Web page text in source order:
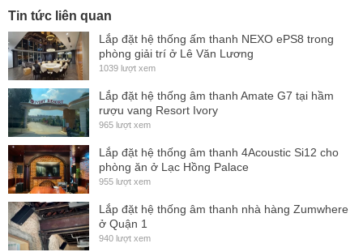
Tin tức liên quan
Lắp đặt hệ thống ấm thanh NEXO ePS8 trong
phòng giải trí ở Lê Văn Lương
1039 lượt xem
Lắp đặt hệ thống âm thanh Amate G7 tại hầm
rượu vang Resort Ivory
965 lượt xem
Lắp đặt hệ thống âm thanh 4Acoustic Si12 cho
phòng ăn ở Lạc Hồng Palace
955 lượt xem
Lắp đặt hệ thống âm thanh nhà hàng Zumwhere
ở Quận 1
940 lượt xem